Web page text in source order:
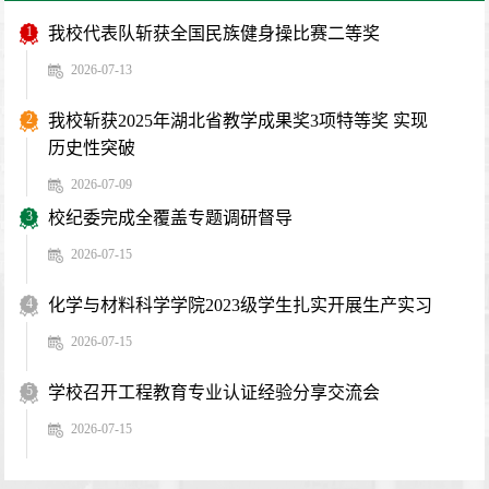
1 我校代表队斩获全国民族健身操比赛二等奖
2026-07-13
2
我校斩获2025年湖北省教学成果奖3项特等奖 实现
历史性突破
2026-07-09
3 校纪委完成全覆盖专题调研督导
2026-07-15
4 化学与材料科学学院2023级学生扎实开展生产实习
2026-07-15
5 学校召开工程教育专业认证经验分享交流会
2026-07-15